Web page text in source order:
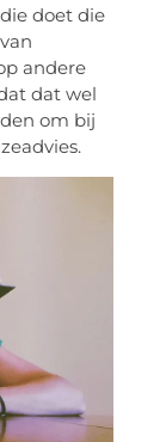
doet die
andere
dat wel
om bij